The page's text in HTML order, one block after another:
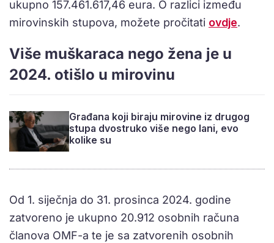
ukupno 157.461.617,46 eura. O razlici između
mirovinskih stupova, možete pročitati ovdje.
Više muškaraca nego žena je u
2024. otišlo u mirovinu
Građana koji biraju mirovine iz drugog
stupa dvostruko više nego lani, evo
kolike su
Od 1. siječnja do 31. prosinca 2024. godine
zatvoreno je ukupno 20.912 osobnih računa
članova OMF-a te je sa zatvorenih osobnih